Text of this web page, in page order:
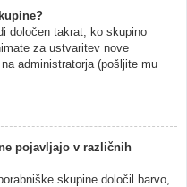
določen takrat, ko skupino
za ustvaritev nove
administratorja (pošljite mu
pojavljajo v različnih
skupine določil barvo,